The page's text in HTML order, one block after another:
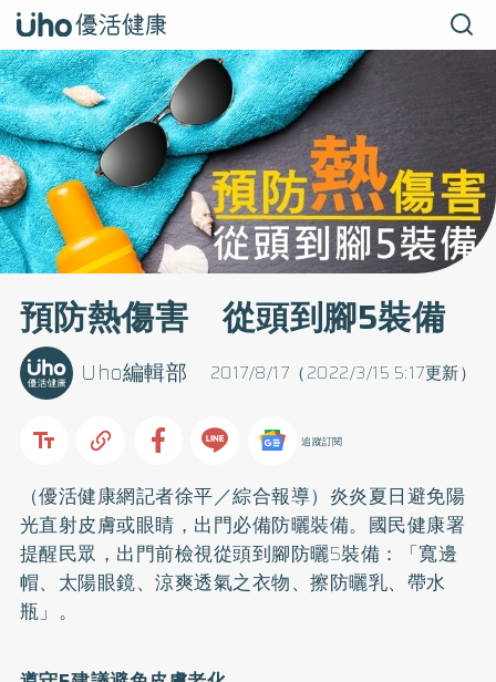
預防熱傷害 從頭到腳5裝備
2017/8/17（2022/3/15 5:17更新）
Uho編輯部
追蹤訂閱
（優活健康網記者徐平／綜合報導）炎炎夏日避免陽
光直射皮膚或眼睛，出門必備防曬裝備。國民健康署
提醒民眾，出門前檢視從頭到腳防曬5裝備：「寬邊
帽、太陽眼鏡、涼爽透氣之衣物、擦防曬乳、帶水
瓶」。